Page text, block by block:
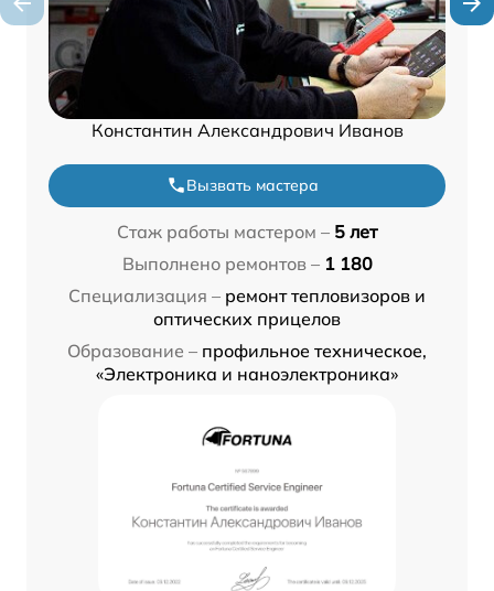
Константин Александрович Иванов
Вызвать мастера
Стаж работы мастером – 5 лет
Выполнено ремонтов – 1 180
Специализация – ремонт тепловизоров и
оптических прицелов
Образование – профильное техническое,
«Электроника и наноэлектроника»